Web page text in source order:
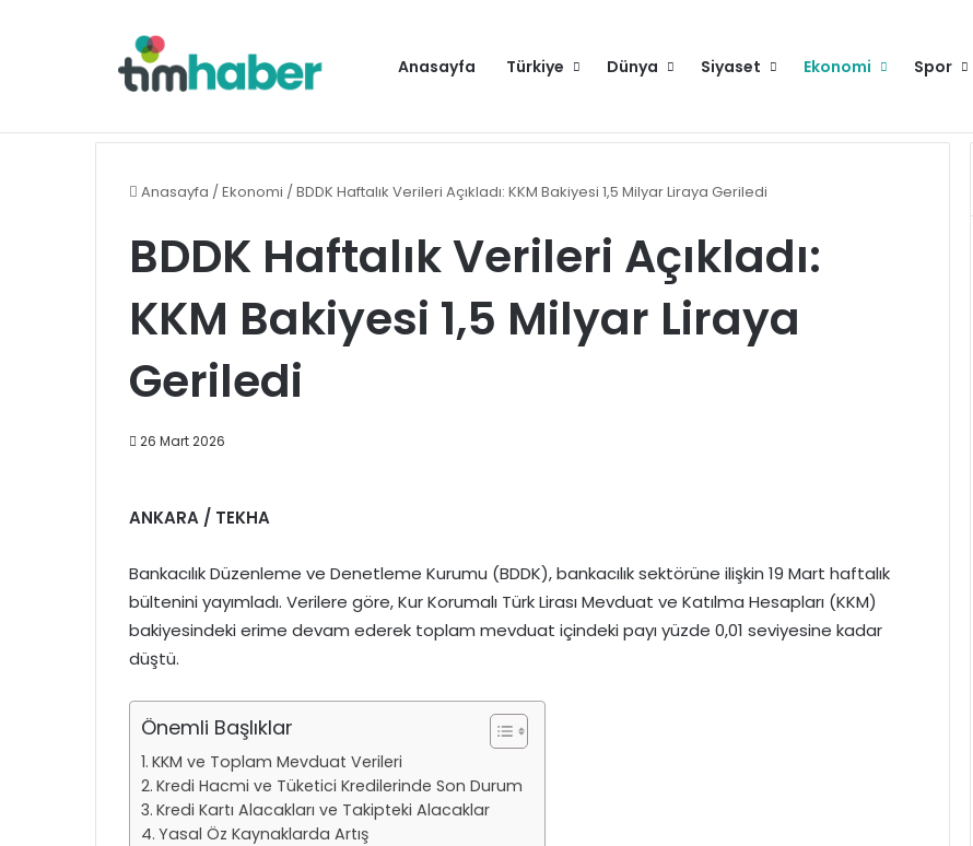
Anasayfa Türkiye Dünya Siyaset Ekonomi Spor
Gündem Cumhurbaşkanı Erdoğan, Bahçeli ile bir araya gelecek
Anasayfa /Ekonomi /BDDK Haftalık Verileri Açıkladı: KKM Bakiyesi 1,5 Milyar Liraya Geriledi
BDDK Haftalık Verileri Açıkladı:
KKM Bakiyesi 1,5 Milyar Liraya
Geriledi
26 Mart 2026
ANKARA / TEKHA
Bankacılık Düzenleme ve Denetleme Kurumu (BDDK), bankacılık sektörüne ilişkin 19 Mart haftalık
bültenini yayımladı. Verilere göre, Kur Korumalı Türk Lirası Mevduat ve Katılma Hesapları (KKM)
bakiyesindeki erime devam ederek toplam mevduat içindeki payı yüzde 0,01 seviyesine kadar
düştü.
Önemli Başlıklar
KKM ve Toplam Mevduat Verileri
Kredi Hacmi ve Tüketici Kredilerinde Son Durum
Kredi Kartı Alacakları ve Takipteki Alacaklar
Yasal Öz Kaynaklarda Artış